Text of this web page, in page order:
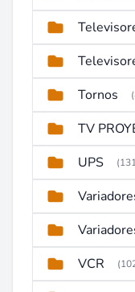
Tornos
TV
UPS
VCR